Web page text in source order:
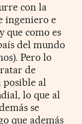
con la
ingeniero e
que como es
del mundo
Pero lo
de
posible al
lo que al
se
que además